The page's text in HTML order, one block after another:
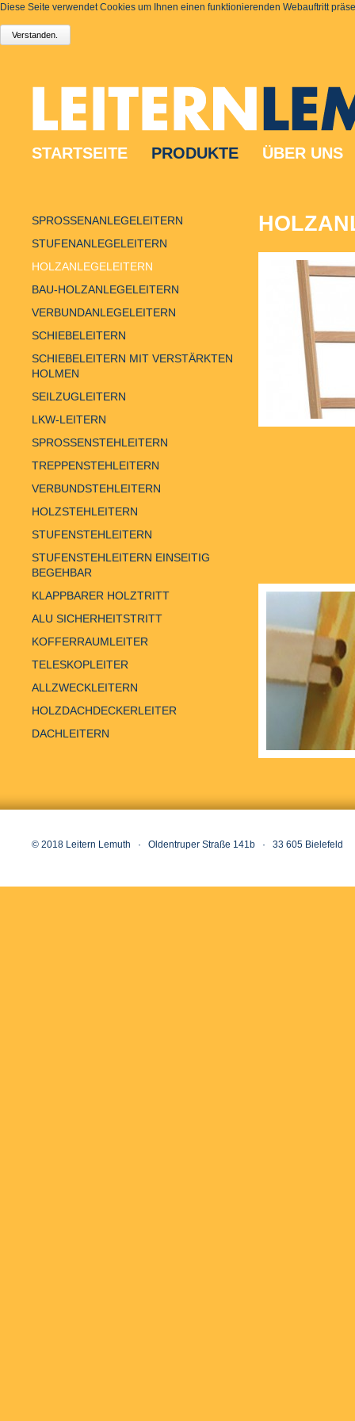
Diese Seite verwendet Cookies um Ihnen einen funktionierenden Webauftritt
STARTSEITE PRODUKTE ÜBER UNS
SPROSSENANLEGELEITERN
STUFENANLEGELEITERN
HOLZANLEGELEITERN
BAU-HOLZANLEGELEITERN
VERBUNDANLEGELEITERN
SCHIEBELEITERN
SCHIEBELEITERN MIT VERSTÄRKTEN
HOLMEN
SEILZUGLEITERN
LKW-LEITERN
SPROSSENSTEHLEITERN
TREPPENSTEHLEITERN
VERBUNDSTEHLEITERN
HOLZSTEHLEITERN
STUFENSTEHLEITERN
STUFENSTEHLEITERN EINSEITIG
BEGEHBAR
KLAPPBARER HOLZTRITT
ALU SICHERHEITSTRITT
KOFFERRAUMLEITER
TELESKOPLEITER
ALLZWECKLEITERN
HOLZDACHDECKERLEITER
DACHLEITERN
© 2018 Leitern Lemuth · Oldentruper Straße 141b · 33 605 Bielefeld